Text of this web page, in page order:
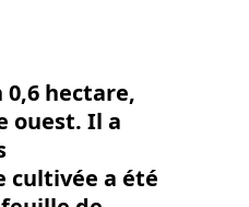
hectare,
ouest. Il a
cultivée a été